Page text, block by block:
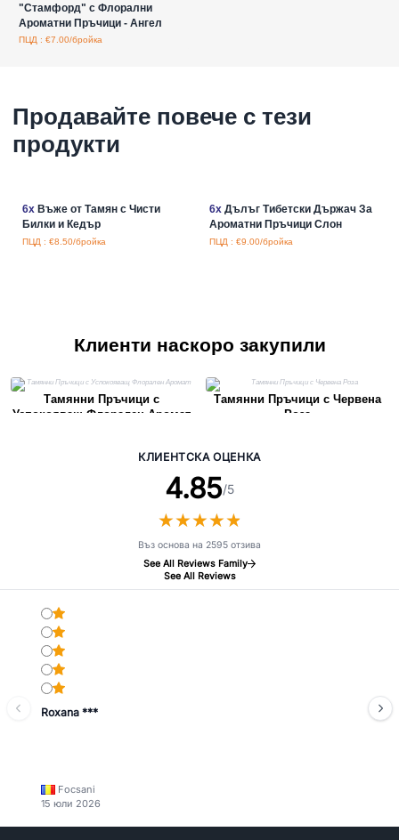
"Стамфорд" с Флорални
Ароматни Пръчици - Ангел
ПЦД : €7.00/бройка
Продавайте повече с тези
продукти
6xВъже от Тамян с Чисти
Билки и Кедър
ПЦД : €8.50/бройка
6xДълъг Тибетски Държач За
Ароматни Пръчици Слон
ПЦД : €9.00/бройка
Клиенти наскоро закупили
Тамянни Пръчици с
Успокояващ Флорален Аромат
Тамянни Пръчици с Червена
Роза
КЛИЕНТСКА ОЦЕНКА
4.85/5
★★★★★
★★★★★
Въз основа на 2595 отзива
See All Reviews Family
See All Reviews
Roxana ***
Focsani
15 юли 2026